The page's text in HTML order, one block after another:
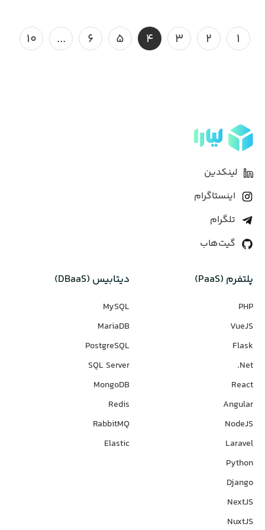
۱ ۲ ۳ ۴ ۵ ۶ ... ۱۰
لینکدین
اینستاگرام
تلگرام
گیت‌هاب
پلتفرم (PaaS)
PHP
VueJS
Flask
Net.
React
Angular
NodeJS
Laravel
Python
Django
NextJS
NuxtJS
دیتابیس‌ (DBaaS)
MySQL
MariaDB
PostgreSQL
SQL Server
MongoDB
Redis
RabbitMQ
Elastic